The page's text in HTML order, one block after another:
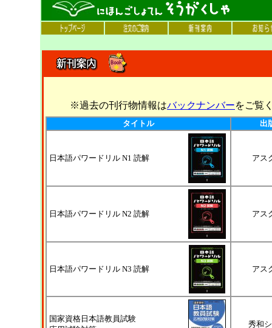
※過去の刊行物情報はバックナンバーをご覧
タイトル 出
日本語パワードリル N1 読解 アス
日本語パワードリル N2 読解 アス
日本語パワードリル N3 読解 アス
国家資格日本語教員試験
秀和